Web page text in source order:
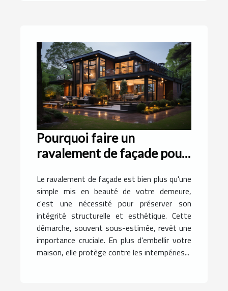
Pourquoi faire un
ravalement de façade pour
Le ravalement de façade est bien plus qu'une
simple mis en beauté de votre demeure,
c'est une nécessité pour préserver son
intégrité structurelle et esthétique. Cette
démarche, souvent sous-estimée, revêt une
importance cruciale. En plus d'embellir votre
maison, elle protège contre les intempéries...